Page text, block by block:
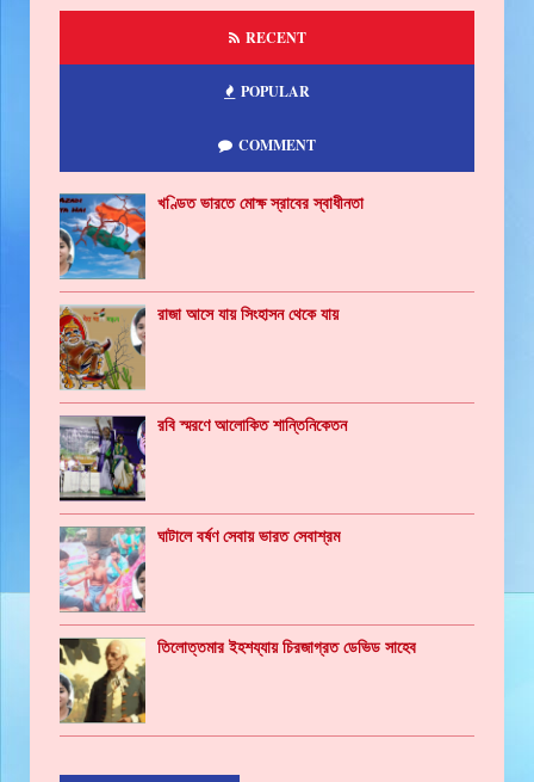
RECENT
POPULAR
COMMENT
খণ্ডিত ভারতে মোক্ষ স্রাবের স্বাধীনতা
রাজা আসে যায় সিংহাসন থেকে যায়
রবি স্মরণে আলোকিত শান্তিনিকেতন
ঘাটালে বর্ষণ সেবায় ভারত সেবাশ্রম
তিলোত্তমার ইহশয্যায় চিরজাগ্রত ডেভিড সাহেব